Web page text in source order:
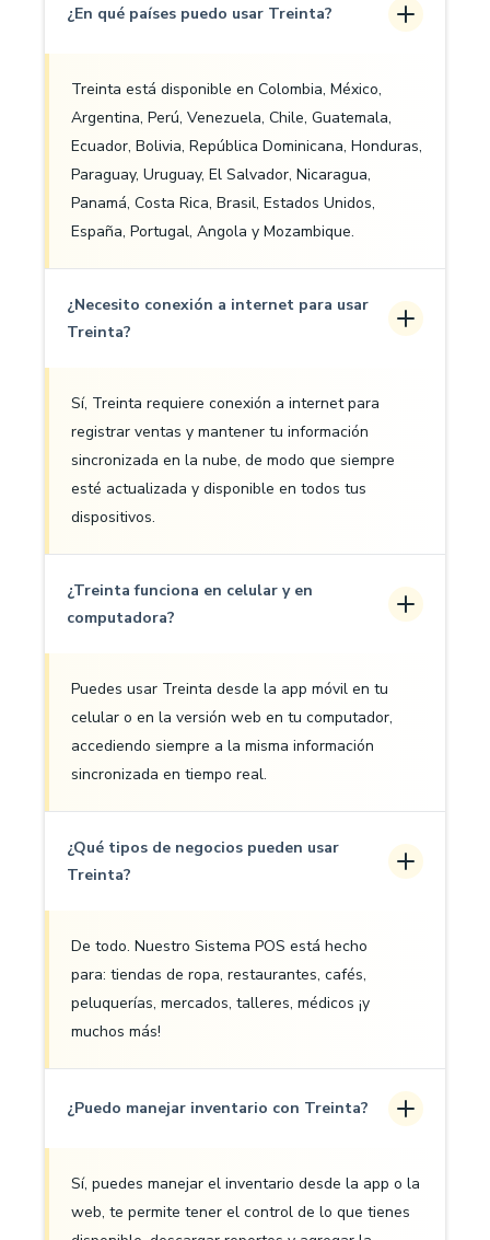
¿En qué países puedo usar Treinta?
Treinta está disponible en Colombia, México,
Argentina, Perú, Venezuela, Chile, Guatemala,
Ecuador, Bolivia, República Dominicana, Honduras,
Paraguay, Uruguay, El Salvador, Nicaragua,
Panamá, Costa Rica, Brasil, Estados Unidos,
España, Portugal, Angola y Mozambique.
¿Necesito conexión a internet para usar
Treinta?
Sí, Treinta requiere conexión a internet para
registrar ventas y mantener tu información
sincronizada en la nube, de modo que siempre
esté actualizada y disponible en todos tus
dispositivos.
¿Treinta funciona en celular y en
computadora?
Puedes usar Treinta desde la app móvil en tu
celular o en la versión web en tu computador,
accediendo siempre a la misma información
sincronizada en tiempo real.
¿Qué tipos de negocios pueden usar
Treinta?
De todo. Nuestro Sistema POS está hecho
para: tiendas de ropa, restaurantes, cafés,
peluquerías, mercados, talleres, médicos ¡y
muchos más!
¿Puedo manejar inventario con Treinta?
Sí, puedes manejar el inventario desde la app o la
web, te permite tener el control de lo que tienes